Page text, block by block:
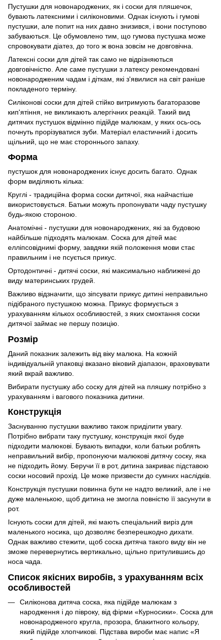
Пустушки для новонароджених, як і соски для пляшечок,
бувають латексними і силіконовими. Однак існують і гумові
пустушки, але попит на них давно знизився, і вони поступово
забуваються. Це обумовлено тим, що гумова пустушка може
спровокувати діатез, до того ж вона зовсім не довговічна.
Латексні соски для дітей так само не відрізняються
довговічністю. Але саме пустушки з латексу рекомендовані
новонародженим чадам і діткам, які з'явилися на світ раніше
покладеного терміну.
Силіконові соски для дітей стійко витримують багаторазове
кип'ятіння, не викликають алергічних реакцій. Такий вид
дитячих пустушок відмінно підійде малюкам, у яких ось-ось
почнуть прорізуватися зуби. Матеріал еластичний і досить
щільний, що не має стороннього запаху.
Форма
пустушок для новонароджених існує досить багато. Однак
форм виділяють кілька:
Круглі - традиційна форма соски дитячої, яка найчастіше
використовується. Батьки можуть пропонувати чаду пустушку
будь-якою стороною.
Анатомічні - пустушки для новонароджених, які за будовою
найбільше підходять малюкам. Соска для дітей має
елліпсовіднимі форму, завдяки якій положення мови стає
правильним і не псується прикус.
Ортодонтичні - дитячі соски, які максимально наближені до
виду материнських грудей.
Важливо відзначити, що зіпсувати прикус дитині неправильно
підібраного пустушкою можна. Прикус формується з
урахуванням кількох особливостей, з яких смоктання соски
дитячої займає не першу позицію.
Розмір
Даний показник залежить від віку малюка. На кожній
індивідуальній упаковці вказано віковий діапазон, враховувати
який вкрай важливо.
Вибирати пустушку або соску для дітей на пляшку потрібно з
урахуванням і вагового показника дитини.
Конструкція
Заснуванню пустушки важливо також приділити увагу.
Потрібно вибрати таку пустушку, конструкція якої буде
підходити малюкові. Бувають випадки, коли батьки роблять
неправильний вибір, пропонуючи малюкові дитячу соску, яка
не підходить йому. Беручи її в рот, дитина закриває підставою
соски носовий прохід. Це може призвести до сумних наслідків.
Конструкція пустушки повинна бути не надто великий, але і не
дуже маленькою, щоб дитина не змогла повністю її засунути в
рот.
Існують соски для дітей, які мають спеціальний виріз для
маленького носика, що дозволяє безперешкодно дихати.
Однак важливо стежити, щоб соска дитяча такого виду він не
зможе перевернутись вертикально, щільно притулившись до
носа чада.
Список якісних виробів, з урахуванням всіх
особливостей
Силіконова дитяча соска, яка підійде малюкам з
народження і до півроку, від фірми «Курносики». Соска для
новонародженого кругла, прозора, блакитного кольору,
який підійде хлопчикові. Підстава вироби має напис «Я